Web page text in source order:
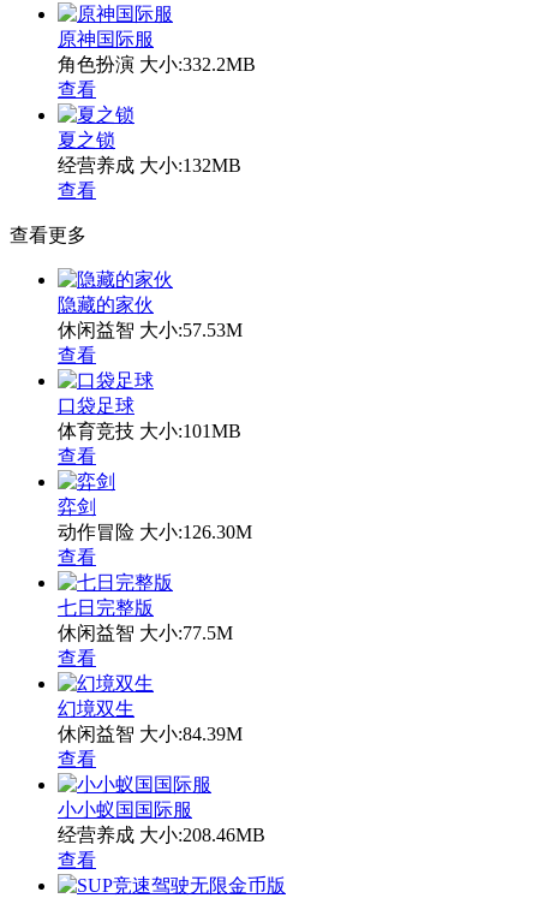
原神国际服
角色扮演 大小:332.2MB
查看
夏之锁
经营养成 大小:132MB
查看
查看更多
隐藏的家伙
休闲益智 大小:57.53M
查看
口袋足球
体育竞技 大小:101MB
查看
弈剑
动作冒险 大小:126.30M
查看
七日完整版
休闲益智 大小:77.5M
查看
幻境双生
休闲益智 大小:84.39M
查看
小小蚁国国际服
经营养成 大小:208.46MB
查看